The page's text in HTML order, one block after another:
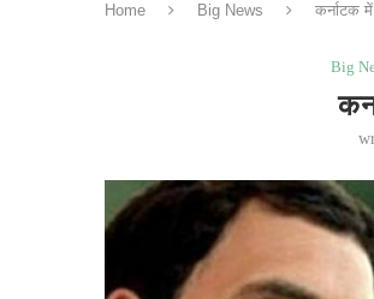
Home Big News कर्नाटक
Big